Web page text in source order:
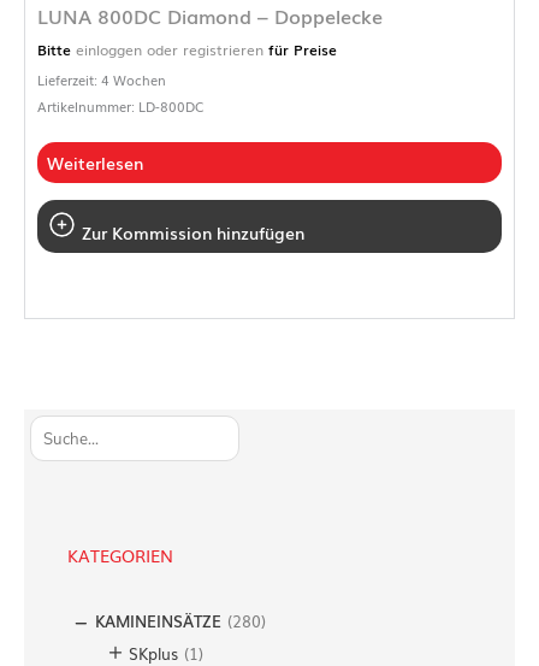
S
u
KATEGORIEN
KAMINEINSÄTZE (280)
SKplus (1)
LUNA 800DC Diamond – Doppelecke
Bitte einloggen oder registrieren für Preise
Lieferzeit: 4 Wochen
Artikelnummer: LD-800DC
Weiterlesen
Zur Kommission hinzufügen